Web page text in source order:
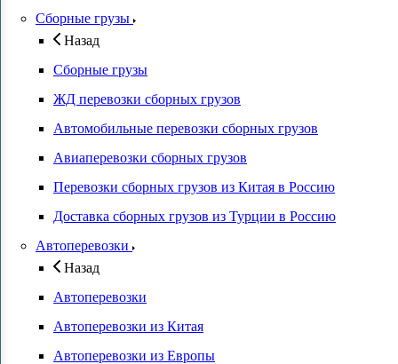
Сборные грузы
Назад
Сборные грузы
ЖД перевозки сборных грузов
Автомобильные перевозки сборных грузов
Авиаперевозки сборных грузов
Перевозки сборных грузов из Китая в Россию
Доставка сборных грузов из Турции в Россию
Автоперевозки
Назад
Автоперевозки
Автоперевозки из Китая
Автоперевозки из Европы